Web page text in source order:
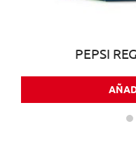
PEPSI